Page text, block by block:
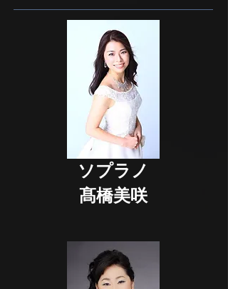
ソプラノ
髙橋美咲